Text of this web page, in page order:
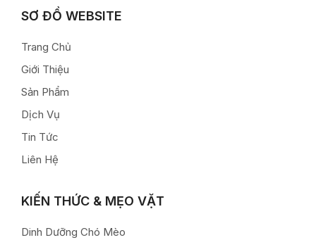
SƠ ĐỒ WEBSITE
Trang Chủ
Giới Thiệu
Sản Phẩm
Dịch Vụ
Tin Tức
Liên Hệ
KIẾN THỨC & MẸO VẶT
Dinh Dưỡng Chó Mèo